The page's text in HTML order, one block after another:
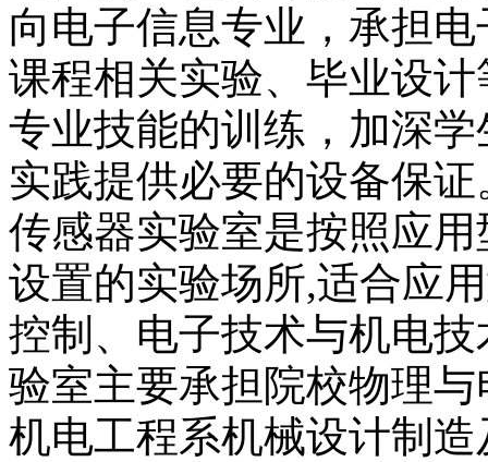
向电子信息专业，承担
课程相关实验、毕业设
专业技能的训练，加深
实践提供必要的设备保证
传感器实验室是按照应
设置的实验场所,适合应
控制、电子技术与机电
验室主要承担院校物理
机电工程系机械设计制